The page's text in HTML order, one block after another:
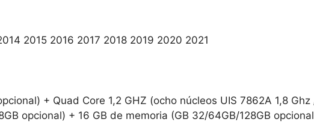
2015 2016 2017 2018 2019 2020 2021
+ Quad Core 1,2 GHZ (ocho núcleos UIS 7862A 1,8 Ghz
opcional) + 16 GB de memoria (GB 32/64GB/128GB